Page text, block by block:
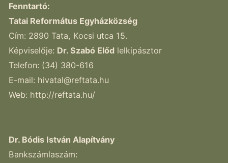
Fenntartó:
Tatai Református Egyházközség
Cím: 2890 Tata, Kocsi utca 15.
Képviselője: Dr. Szabó Előd lelkipásztor
Telefon: (34) 380-616
E-mail: hivatal@reftata.hu
Web: http://reftata.hu/
Dr. Bódis István Alapítvány
Bankszámlaszám: